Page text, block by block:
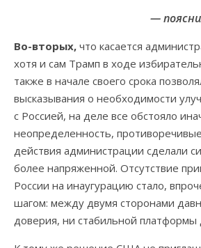
—
Во-вторых, что касается
хотя и сам Трамп в ходе
также в начале своего срока
высказывания о необходимости
с Россией, на деле все обстояло
неопределенность,
действия администрации сделали
более напряженной. Отсутствие
России на инаугурацию стало,
шагом: между двумя сторонами
доверия, ни стабильной платформы